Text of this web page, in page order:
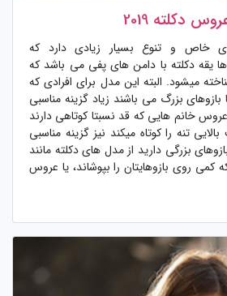
دکلته 2019
خاص و تنوع بسیار زیادی دارد که
یقه دکلته با دامن های پفی می باشد که
میشود. البته این مدل برای افرادی که
بزرگ می باشند زیاد گزینه مناسبی
خانم هایی که قد نسبتا کوتاهی دارند
تنه را کوتاه میکند نیز گزینه مناسبی
بزرگی دارید از مدل های دکلته مانند
کمی روی بازوهایتان را بپوشاند، یا عروس